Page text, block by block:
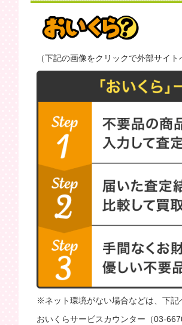
（下記の画像をクリックで外部サイト
※ネット環境がない場合などは、下記
おいくらサービスカウンター（03-